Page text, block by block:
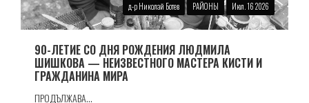
д-р Николай Ботев РАЙОНЫ Июл. 16 2026
90-ЛЕТИЕ СО ДНЯ РОЖДЕНИЯ ЛЮДМИЛА
ШИШКОВА — НЕИЗВЕСТНОГО МАСТЕРА КИСТИ И
ГРАЖДАНИНА МИРА
ПРОДЪЛЖАВА...